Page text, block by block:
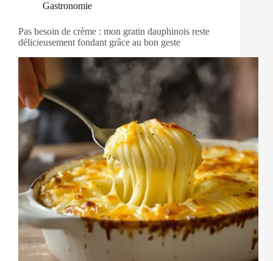
Gastronomie
Pas besoin de crème : mon gratin dauphinois reste
délicieusement fondant grâce au bon geste